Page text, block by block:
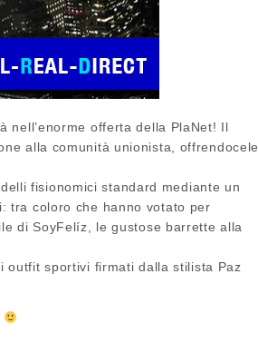
nell’enorme offerta della PlaNet! Il
alla comunità unionista, offrendocele
fisionomici standard mediante un
tra coloro che hanno votato per
di SoyFelíz, le gustose barrette alla
outfit sportivi firmati dalla stilista Paz